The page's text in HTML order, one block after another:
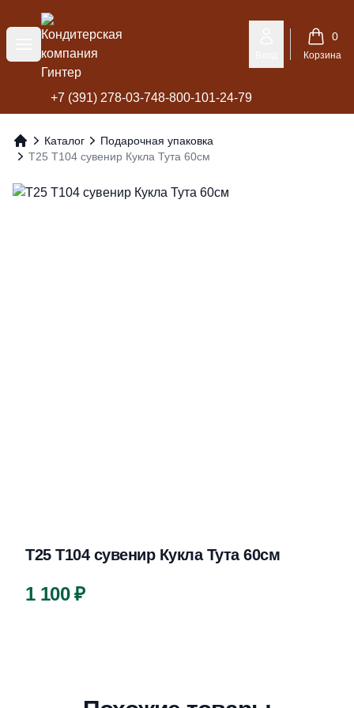
Меню
Кондитерская компания Гинтер
0
Корзина
+7 (391) 278-03-748-800-101-24-79
Главная
Каталог
Подарочная упаковка
Т25 Т104 сувенир Кукла Тута 60см
Т25 Т104 сувенир Кукла Тута 60см
1 100 ₽